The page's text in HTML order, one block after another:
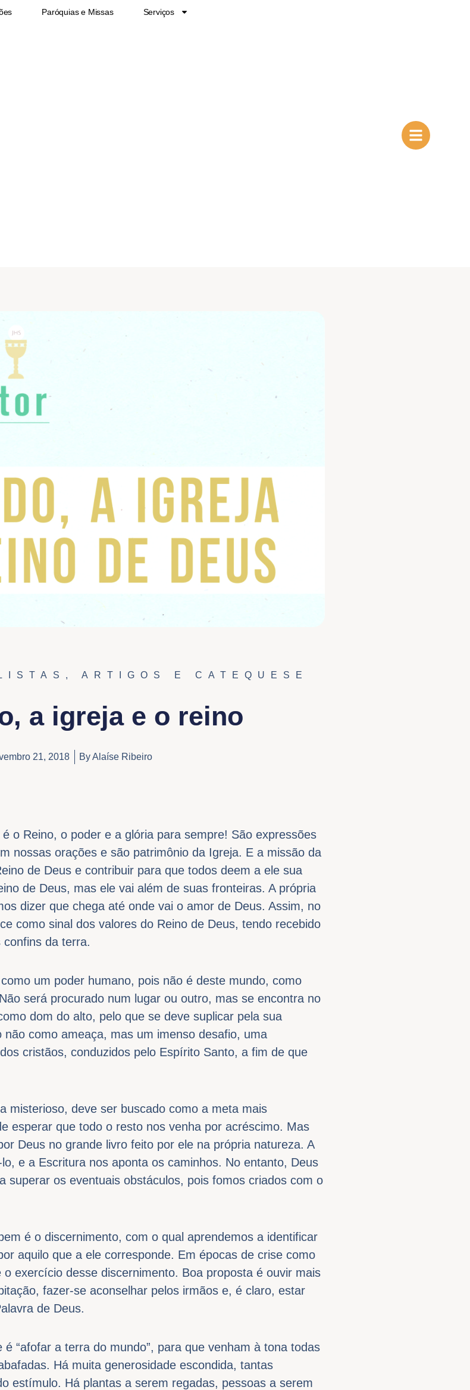
Paróquias e Missas Serviços
, ARTIGOS E CATEQUESE
a igreja e o reino
21, 2018 ByAlaíse Ribeiro
o Reino, o poder e a glória para sempre! São expressões
nossas orações e são patrimônio da Igreja. E a missão da
de Deus e contribuir para que todos deem a ele sua
de Deus, mas ele vai além de suas fronteiras. A própria
dizer que chega até onde vai o amor de Deus. Assim, no
como sinal dos valores do Reino de Deus, tendo recebido
da terra.
um poder humano, pois não é deste mundo, como
será procurado num lugar ou outro, mas se encontra no
dom do alto, pelo que se deve suplicar pela sua
como ameaça, mas um imenso desafio, uma
cristãos, conduzidos pelo Espírito Santo, a fim de que
deve ser buscado como a meta mais
esperar que todo o resto nos venha por acréscimo. Mas
Deus no grande livro feito por ele na própria natureza. A
e a Escritura nos aponta os caminhos. No entanto, Deus
superar os eventuais obstáculos, pois fomos criados com o
é o discernimento, com o qual aprendemos a identificar
aquilo que a ele corresponde. Em épocas de crise como
exercício desse discernimento. Boa proposta é ouvir mais
fazer-se aconselhar pelos irmãos e, é claro, estar
de Deus.
a terra do mundo”, para que venham à tona todas
Há muita generosidade escondida, tantas
estímulo. Há plantas a serem regadas, pessoas a serem